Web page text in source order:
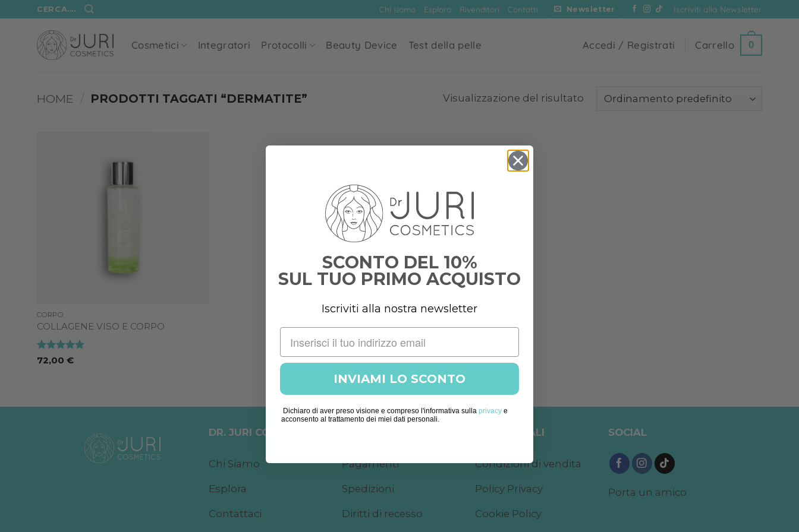
contenuti
CERCA.... Chi siamo Esplora Rivenditori Contatti Newsletter Iscriviti alla Newsletter
Cosmetici Integratori Protocolli Beauty Device Test della pelle Accedi / Registrati Carrello 0
HOME / PRODOTTI TAGGATI “DERMATITE” Visualizzazione del risultato
CORPO
COLLAGENE VISO E CORPO
Valutato5
72,00 €
DR. JURI COSMETICS
Chi Siamo
Esplora
Contattaci
Pagamenti
Spedizioni
Diritti di recesso
NOTE LEGALI
Condizioni di vendita
Policy Privacy
Cookie Policy
SOCIAL
Porta un amico
SCONTO DEL 10%
SUL TUO PRIMO ACQUISTO
Iscriviti alla nostra newsletter
INVIAMI LO SCONTO
Dichiaro di aver preso visione e compreso l'informativa sulla privacy e
acconsento al trattamento dei miei dati personali.